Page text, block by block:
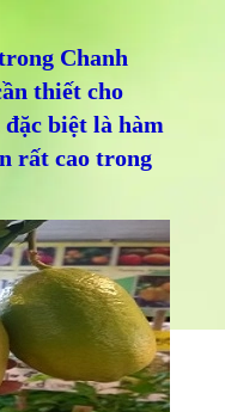
Chanh
thiết cho
biệt là hàm
rất cao trong